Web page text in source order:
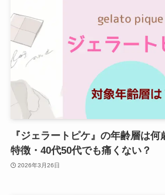
『ジェラートピケ』の年齢層は
特徴・40代50代でも痛くない？
2026年3月26日